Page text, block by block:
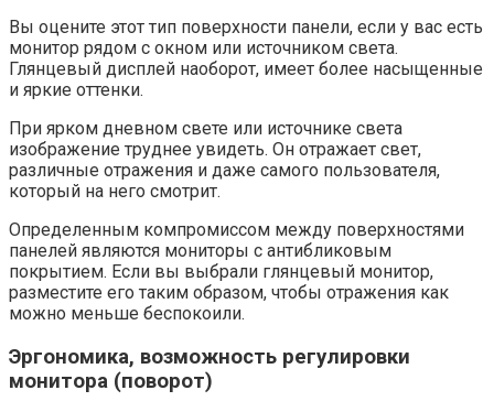
Вы оцените этот тип поверхности панели, если у вас есть
монитор рядом с окном или источником света.
Глянцевый дисплей наоборот, имеет более насыщенные
и яркие оттенки.
При ярком дневном свете или источнике света
изображение труднее увидеть. Он отражает свет,
различные отражения и даже самого пользователя,
который на него смотрит.
Определенным компромиссом между поверхностями
панелей являются мониторы с антибликовым
покрытием. Если вы выбрали глянцевый монитор,
разместите его таким образом, чтобы отражения как
можно меньше беспокоили.
Эргономика, возможность регулировки
монитора (поворот)